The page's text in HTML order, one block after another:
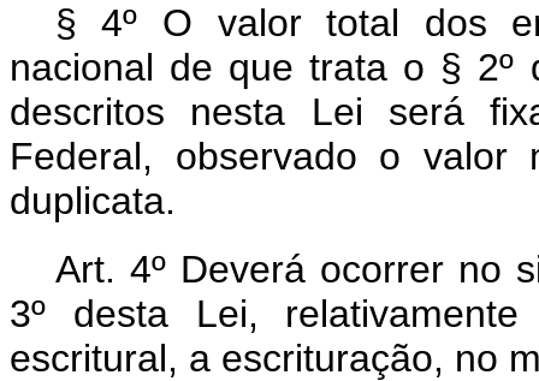
§ 4º O valor total dos
nacional de que trata o § 2º
descritos nesta Lei será
Federal, observado o
duplicata.
Art. 4º Deverá ocorrer no
3º desta Lei,
escritural, a escrituração, no